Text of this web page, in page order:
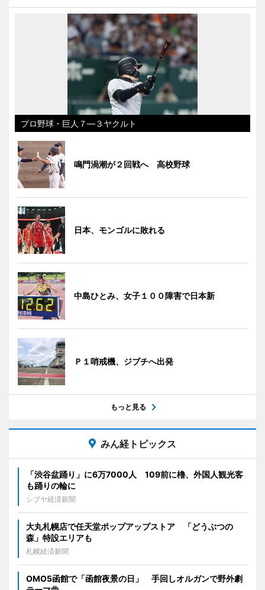
プロ野球・巨人７―３ヤクルト
鳴門渦潮が２回戦へ 高校野球
日本、モンゴルに敗れる
中島ひとみ、女子１００障害で日本新
Ｐ１哨戒機、ジブチへ出発
もっと見る
みん経トピックス
「渋谷盆踊り」に6万7000人 109前に櫓、外国人観光客
も踊りの輪に
シブヤ経済新聞
大丸札幌店で任天堂ポップアップストア 「どうぶつの
森」特設エリアも
札幌経済新聞
OMO5函館で「函館夜景の日」 手回しオルガンで野外劇